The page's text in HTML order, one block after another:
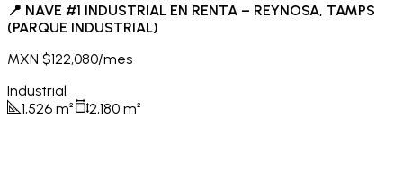
📍 NAVE #1 INDUSTRIAL EN RENTA – REYNOSA, TAMPS
(PARQUE INDUSTRIAL)
MXN $122,080/mes
Industrial
1,526 m² 2,180 m²